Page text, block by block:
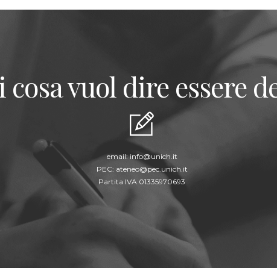
cosa vuol dire essere
email:info@unich.it
PEC: ateneo@pec.unich.it
Partita IVA 01335970693